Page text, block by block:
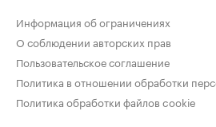
Информация об ограничениях
О соблюдении авторских прав
Пользовательское соглашение
Политика в отношении обработки
Политика обработки файлов cookie